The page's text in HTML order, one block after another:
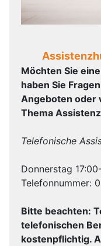
Möchten Sie
haben Sie
Angeboten oder
Thema
Telefonische
Donnerstag
Telefonnummer:
Bitte beachten:
telefonischen
kostenpflichtig.